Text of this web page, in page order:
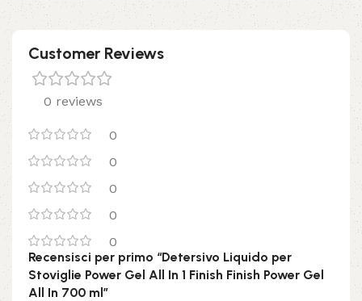
Customer Reviews
0 reviews
0
0
0
0
0
Recensisci per primo “Detersivo Liquido per
Stoviglie Power Gel All In 1 Finish Finish Power Gel
All In 700 ml”